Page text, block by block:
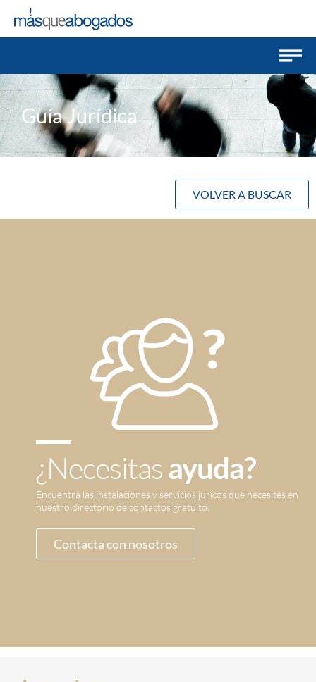
Guía Jurídica
VOLVER A BUSCAR
¿Necesitasayuda?
Encuentra las instalaciones y servicios jurícos que necesites en
nuestro directorio de contactos gratuito.
Contacta con nosotros